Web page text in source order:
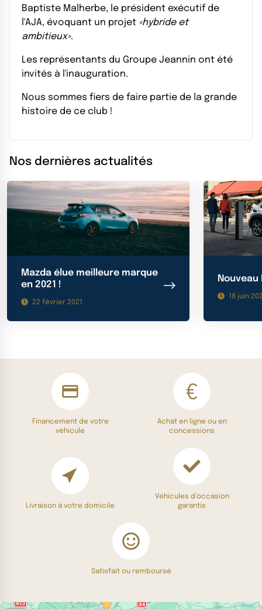
Baptiste Malherbe, le président exécutif de
l'AJA, évoquant un projet «hybride et
ambitieux».
Les représentants du Groupe Jeannin ont été
invités à l'inauguration.
Nous sommes fiers de faire partie de la grande
histoire de ce club !
Nos dernières actualités
Mazda élue meilleure marque
en 2021 !
22 février 2021
Nouveau
18 juin
Financement de votre
véhicule
Achat en ligne ou en
concessions
Livraison à votre domicile
Véhicules d’occasion
garantis
Satisfait ou remboursé